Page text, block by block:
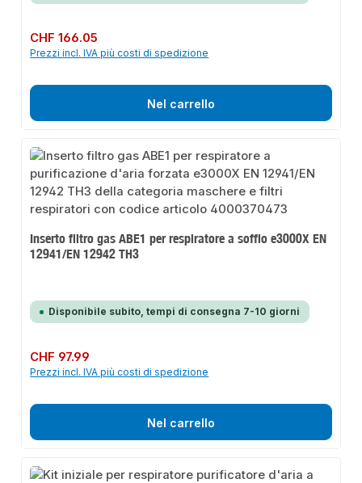
Prezzo normale:
CHF 166.05
Prezzi incl. IVA più costi di spedizione
Nel carrello
Inserto filtro gas ABE1 per respiratore a soffio e3000X EN
12941/EN 12942 TH3
Disponibile subito, tempi di consegna 7-10 giorni
Prezzo normale:
CHF 97.99
Prezzi incl. IVA più costi di spedizione
Nel carrello